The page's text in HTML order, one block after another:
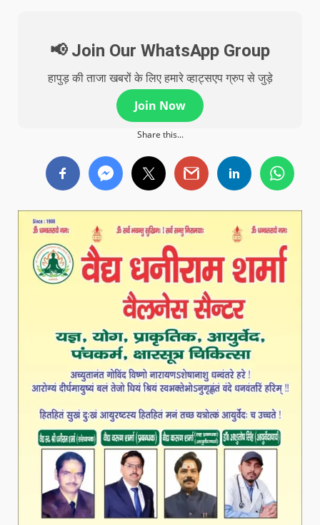
📢 Join Our WhatsApp Group
हापुड़ की ताजा खबरों के लिए हमारे व्हाट्सएप ग्रुप से जुड़े
Join Now
Share this...